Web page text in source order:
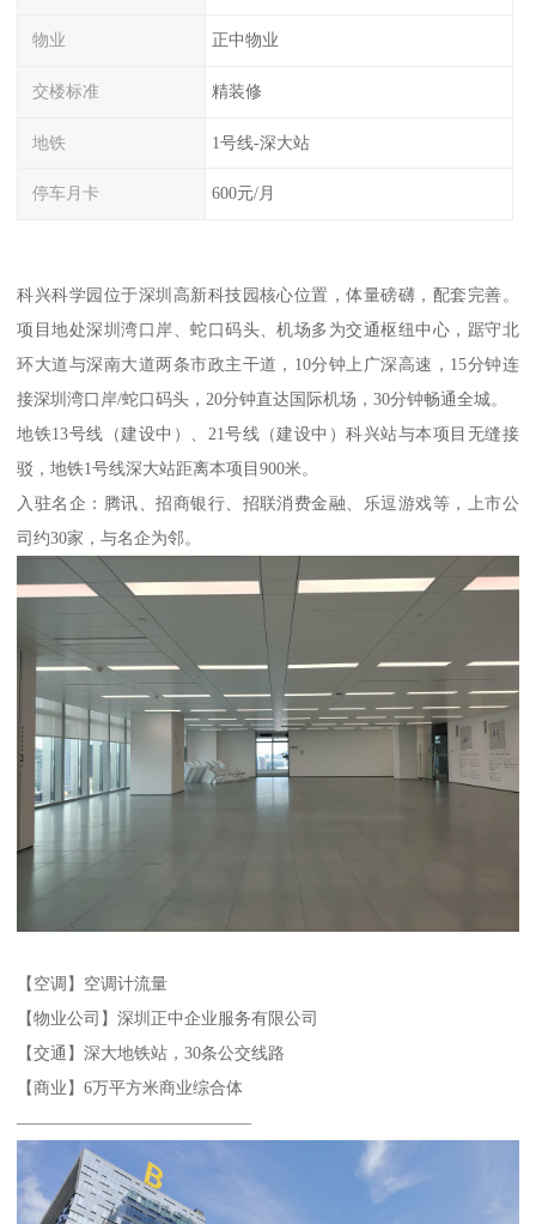
物业 正中物业
交楼标准 精装修
地铁 1号线-深大站
停车月卡 600元/月
科兴科学园位于深圳高新科技园核心位置，体量磅礴，配套完善。
项目地处深圳湾口岸、蛇口码头、机场多为交通枢纽中心，踞守北
环大道与深南大道两条市政主干道，10分钟上广深高速，15分钟连
接深圳湾口岸/蛇口码头，20分钟直达国际机场，30分钟畅通全城。
地铁13号线（建设中）、21号线（建设中）科兴站与本项目无缝接
驳，地铁1号线深大站距离本项目900米。
入驻名企：腾讯、招商银行、招联消费金融、乐逗游戏等，上市公
司约30家，与名企为邻。
【空调】空调计流量
【物业公司】深圳正中企业服务有限公司
【交通】深大地铁站，30条公交线路
【商业】6万平方米商业综合体
——————————————